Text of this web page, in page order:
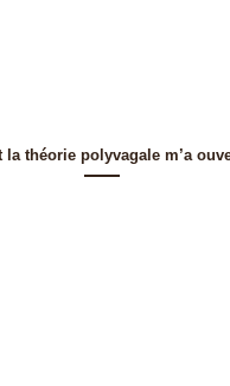
la théorie polyvagale m’a